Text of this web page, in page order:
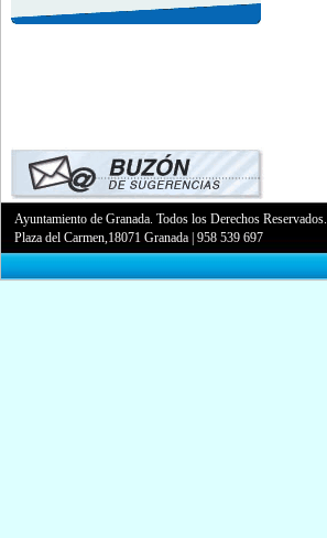
Ayuntamiento de Granada. Todos los Derechos Reservados.
Plaza del Carmen,18071 Granada |958 539 697